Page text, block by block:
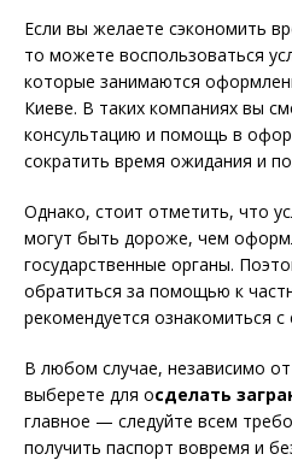
Если вы желаете сэкономить
то можете воспользоваться
которые занимаются
Киеве. В таких компаниях вы
консультацию и помощь в
сократить время ожидания и
Однако, стоит отметить, что
могут быть дороже, чем
государственные органы.
обратиться за помощью к
рекомендуется ознакомиться
В любом случае, независимо
выберете для осделать
главное — следуйте всем
получить паспорт вовремя и